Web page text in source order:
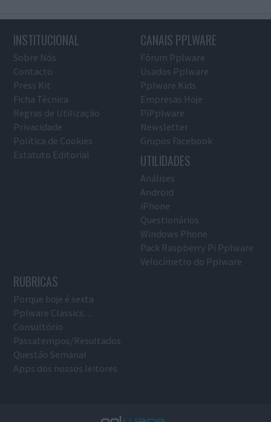
INSTITUCIONAL
Sobre Nós
Contacto
Press Kit
Ficha Técnica
Regras de Utilização
Privacidade
Política de Cookies
Estatuto Editorial
CANAIS PPLWARE
Fórum Pplware
Usados Pplware
Pplware Kids
Empresas Hoje
PiPplware
Newsletter
Grupos Facebook
UTILIDADES
Análises
Android
iPhone
Questionários
Windows Phone
Pack Raspberry Pi Pplware
Velocímetro do Pplware
RUBRICAS
Porque hoje é sexta
Pplware Classics…
Consultório
Passatempos/Resultados
Questão Semanal
Apps dos nossos leitores